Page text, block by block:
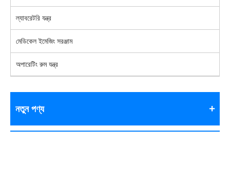
ল্যাবরেটরি যন্ত্র
মেডিকেল ইমেজিং সরঞ্জাম
অপারেটিং রুম যন্ত্র
নতুন পণ্য